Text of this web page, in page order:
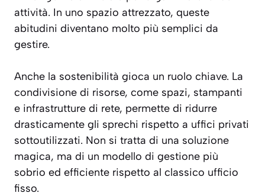
attività. In uno spazio attrezzato, queste
abitudini diventano molto più semplici da
gestire.
Anche la sostenibilità gioca un ruolo chiave. La
condivisione di risorse, come spazi, stampanti
e infrastrutture di rete, permette di ridurre
drasticamente gli sprechi rispetto a uffici privati
sottoutilizzati. Non si tratta di una soluzione
magica, ma di un modello di gestione più
sobrio ed efficiente rispetto al classico ufficio
fisso.